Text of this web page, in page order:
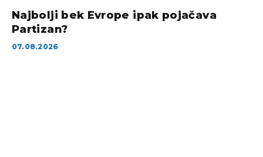
Najbolji bek Evrope ipak pojačava
Partizan?
07.08.2026